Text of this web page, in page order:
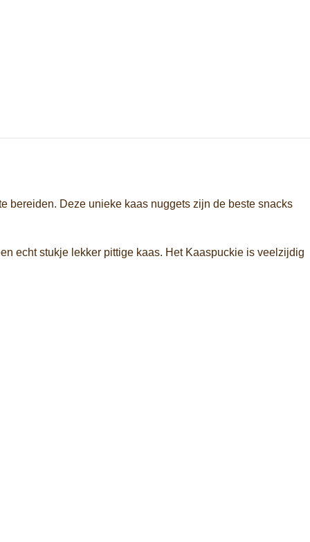
bereiden. Deze unieke kaas nuggets zijn de beste snacks
echt stukje lekker pittige kaas. Het Kaaspuckie is veelzijdig